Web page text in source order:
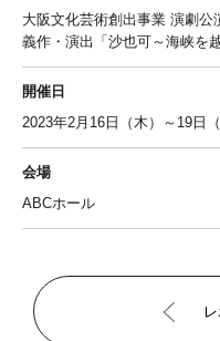
大阪文化芸術創出事業 演劇
義作・演出「沙也可～海峡を
開催日
2023年2月16日（木）～19日（
会場
ABCホール